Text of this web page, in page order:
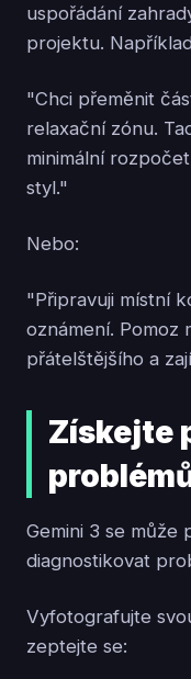
uspořádání
projektu.
"Chci přeměnit
relaxační zónu.
minimální
styl."
Nebo:
"Připravuji místní
oznámení. Pomoz
přátelštějšího a
Získejte
Gemini 3 se může
diagnostikovat
Vyfotografujte
zeptejte se: